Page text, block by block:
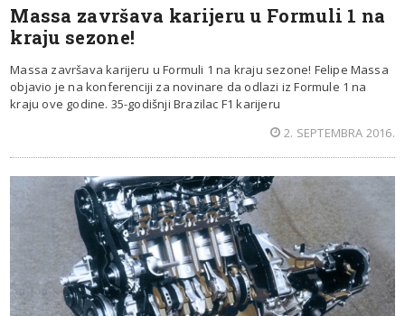
Massa završava karijeru u Formuli 1 na
kraju sezone!
Massa završava karijeru u Formuli 1 na kraju sezone! Felipe Massa
objavio je na konferenciji za novinare da odlazi iz Formule 1 na
kraju ove godine. 35-godišnji Brazilac F1 karijeru
2. SEPTEMBRA 2016.